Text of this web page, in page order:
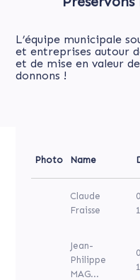
L’équipe municipale
et entreprises autour
et de mise en valeur
donnons !
Photo Name
Claude
Fraisse
Jean-
Philippe
MAG...